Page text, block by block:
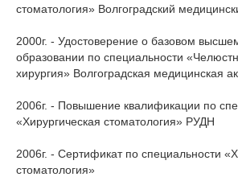
стоматология» Волгоградский
2000г. - Удостоверение о базовом
образовании по специальности
хирургия» Волгоградская медицинская
2006г. - Повышение квалификации по
«Хирургическая стоматология» РУДН
2006г. - Сертификат по специальности
стоматология»